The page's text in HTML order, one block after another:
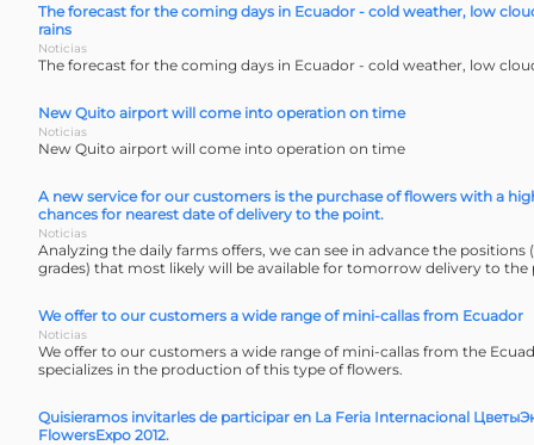
The forecast for the coming days in Ecuador - cold weather, low
rains
Noticias
The forecast for the coming days in Ecuador - cold weather, low
New Quito airport will come into operation on time
Noticias
New Quito airport will come into operation on time
A new service for our customers is the purchase of flowers with a
chances for nearest date of delivery to the point.
Noticias
Analyzing the daily farms offers, we can see in advance the positions
grades) that most likely will be available for tomorrow delivery to the
We offer to our customers a wide range of mini-callas from Ecuador
Noticias
We offer to our customers a wide range of mini-callas from the
specializes in the production of this type of flowers.
Quisieramos invitarles de participar en La Feria Internacional
FlowersExpo 2012.